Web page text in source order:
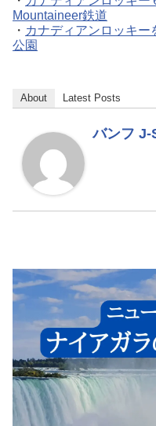
Mountaineer鉄道
・ カナディアンロッキ
公園
About Latest Posts
バンフ